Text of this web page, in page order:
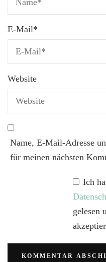
E-Mail*
Website
Name, E-Mail-Adresse
für meinen nächsten
Ich
gelesen